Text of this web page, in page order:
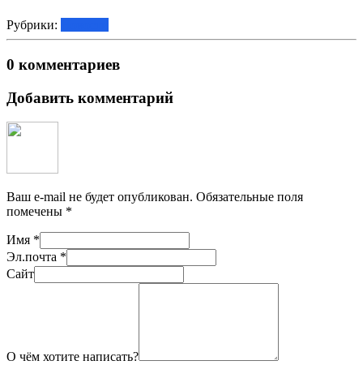
Рубрики:
0 комментариев
Добавить комментарий
Ваш e-mail не будет опубликован. Обязательные поля
помечены *
Имя *
Эл.почта *
Сайт
О чём хотите написать?